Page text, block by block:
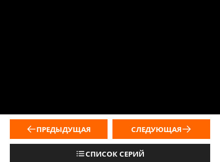
ПРЕДЫДУЩАЯ
СПИСОК СЕРИЙ
СЛЕДУЮЩАЯ